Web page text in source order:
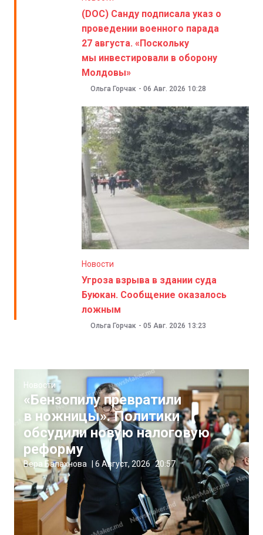
(DOC) Санду подписала указ о
проведении военного парада
27 августа. «Поскольку
мы инвестировали в оборону
Молдовы»
Ольга Горчак - 06 Авг. 2026 10:28
Новости
Угроза взрыва в здании суда
Буюкан. Сообщение оказалось
ложным
Ольга Горчак - 05 Авг. 2026 13:23
Новости
«Бензопилу превратили
в ножницы». Политики
обсудили новую налоговую
реформу
Вера Балахнова 6 Август, 2026 20:57